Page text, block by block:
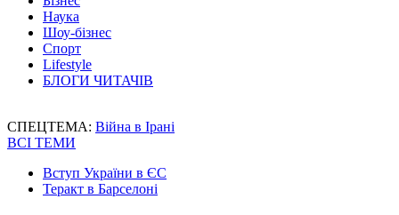
Наука
Шоу-бізнес
Спорт
Lifestyle
БЛОГИ ЧИТАЧІВ
СПЕЦТЕМА: Війна в Ірані
ВСІ ТЕМИ
Вступ України в ЄС
Теракт в Барселоні